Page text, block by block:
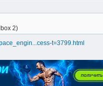
2)
t=3799.html